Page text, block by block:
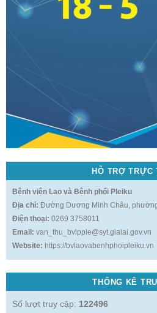
HỖ TRỢ TRỰC
Bệnh viện Lao và Bệnh phổi Pleiku
Địa chỉ: Đường Dương Minh Châu,
Điện thoại: 0269 3758011
Email: van_thu_bvlpple@syt.gialai.gov.vn
Website: https://bvlaovabenhphoipleiku.vn
THỐNG KÊ
Số lượt truy cập: 122496